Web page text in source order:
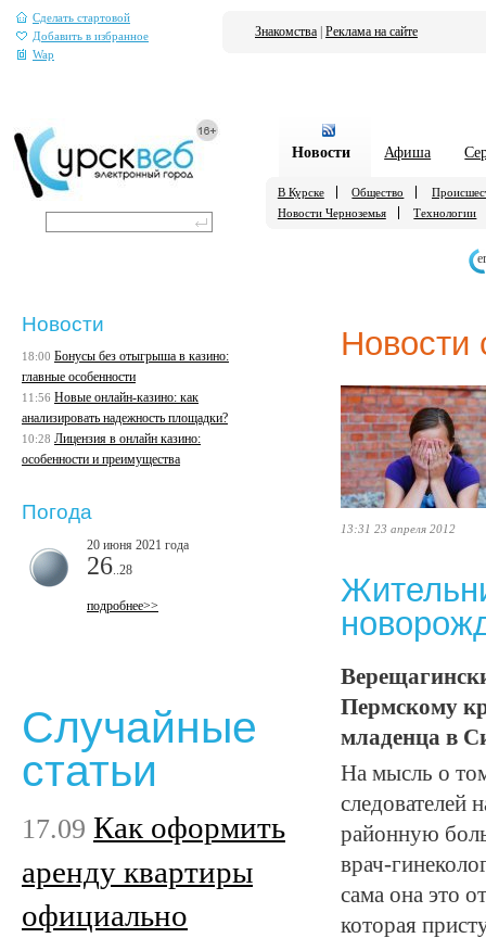
Сделать стартовой
Добавить в избранное
Wap
Знакомства Реклама на сайте
Новости Афиша
В Курске Общество
Новости Черноземья
Технологии
Новости
13:31 23 апреля 2012
Пермскому
младенца в
На мысль о
следователей
районную
врач-
сама она это
которая
Новости
18:00 Бонусы без отыгрыша в казино:
главные особенности
11:56 Новые онлайн-казино: как
анализировать надежность площадки?
10:28 Лицензия в онлайн казино:
особенности и преимущества
Погода
20 июня 2021 года
26 ..28
подробнее>>
Случайные
статьи
17.09 Как оформить
аренду квартиры
официально